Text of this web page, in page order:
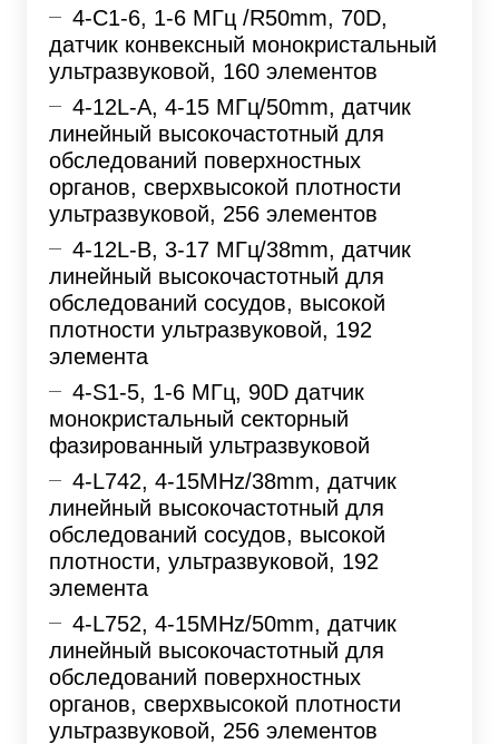
4-C1-6, 1-6 МГц /R50mm, 70D,
датчик конвексный монокристальный
ультразвуковой, 160 элементов
4-12L-A, 4-15 МГц/50mm, датчик
линейный высокочастотный для
обследований поверхностных
органов, сверхвысокой плотности
ультразвуковой, 256 элементов
4-12L-B, 3-17 МГц/38mm, датчик
линейный высокочастотный для
обследований сосудов, высокой
плотности ультразвуковой, 192
элемента
4-S1-5, 1-6 МГц, 90D датчик
монокристальный секторный
фазированный ультразвуковой
4-L742, 4-15MHz/38mm, датчик
линейный высокочастотный для
обследований сосудов, высокой
плотности, ультразвуковой, 192
элемента
4-L752, 4-15MHz/50mm, датчик
линейный высокочастотный для
обследований поверхностных
органов, сверхвысокой плотности
ультразвуковой, 256 элементов